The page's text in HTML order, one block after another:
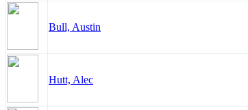
Bull, Austin
Hutt, Alec